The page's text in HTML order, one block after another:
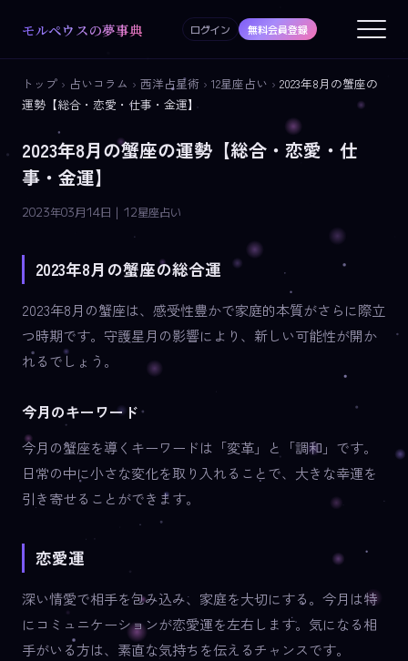
モルペウスの夢事典 ログイン 無料会員登録
トップ › 占いコラム › 西洋占星術 › 12星座占い › 2023年8月の蟹座の
運勢【総合・恋愛・仕事・金運】
2023年8月の蟹座の運勢【総合・恋愛・仕
事・金運】
2023年03月14日 | 12星座占い
2023年8月の蟹座の総合運
2023年8月の蟹座は、感受性豊かで家庭的本質がさらに際立
つ時期です。守護星月の影響により、新しい可能性が開か
れるでしょう。
今月のキーワード
今月の蟹座を導くキーワードは「変革」と「調和」です。
日常の中に小さな変化を取り入れることで、大きな幸運を
引き寄せることができます。
恋愛運
深い情愛で相手を包み込み、家庭を大切にする。今月は特
にコミュニケーションが恋愛運を左右します。気になる相
手がいる方は、素直な気持ちを伝えるチャンスです。